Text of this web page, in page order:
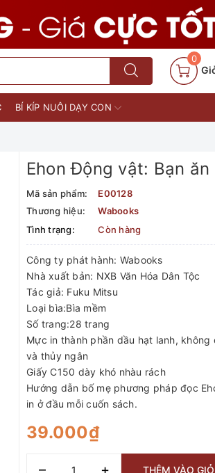
0
BÍ KÍP NUÔI DẠY CON
Ehon Động vật: Bạn ăn
Mã sản phẩm:
E00128
Thương hiệu:
Wabooks
Tình trạng:
Còn hàng
Công ty phát hành: Wabooks
Nhà xuất bản: NXB Văn Hóa Dân Tộc
Tác giả: Fuku Mitsu
Loại bìa:Bìa mềm
Số trang:28 trang
Mực in thành phần dầu hạt lanh, không
và thủy ngân
Giấy C150 dày khó nhàu rách
Hướng dẫn bố mẹ phương pháp đọc
in ở đầu mỗi cuốn sách.
39.000₫
THÊM VÀO GIỎ